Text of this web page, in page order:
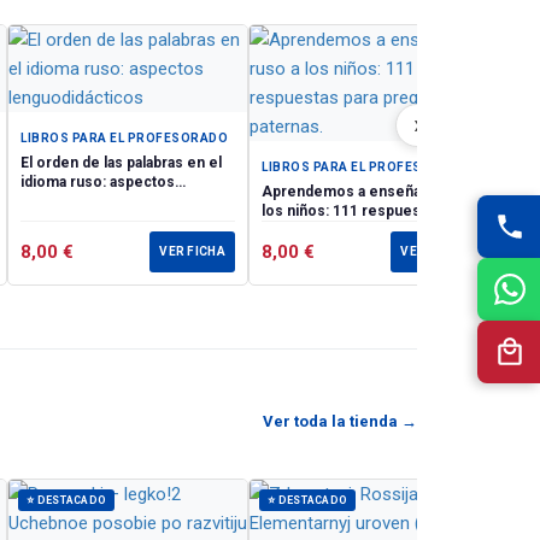
по
for
LIBROS PARA EL PROFESORADO
El orden de las palabras en el
idioma ruso: aspectos
8,00 € VER FICHA
LIBROS PARA EL PROFESORADO
Aprendemos a enseñar ruso a
los niños: 111 respuestas para
preguntas paternas.
8,00 € VER FICHA
›
Ver toda la tienda →
⭐ DESTACADO ⭐ DESTACADO